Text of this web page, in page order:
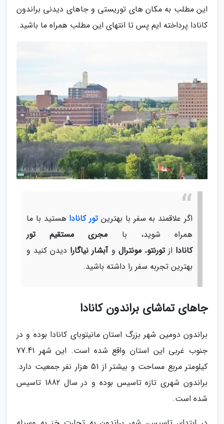
این مطلب به مکان های توریستی و جاهای دیدنی براندون
کانادا پرداخته ایم پس تا انتهای این مطلب همراه ما باشید.
اگر علاقمند به سفر با بهترینتور کانادا هستید با ما
همراه شوید، با مجری مستقیم تور
کانادا ازتورنتو،مونترال وآبشار نیاگارا دیدن کنید و
بهترین تجربه سفر را داشته باشید.
جاهای تماشای براندون کانادا
براندون دومین شهر بزرگ استان مانیتوبای کانادا بوده و در
جنوب غربی این استان واقع شده است. این شهر 77.41
کیلومتر مربع مساحت و بیشتر از 51 هزار نفر جمعیت دارد.
براندون شهری تازه تاسیس بوده و در سال 1882 تاسیس
شده است.